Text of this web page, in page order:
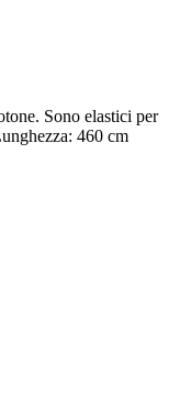
Sono elastici per
460 cm